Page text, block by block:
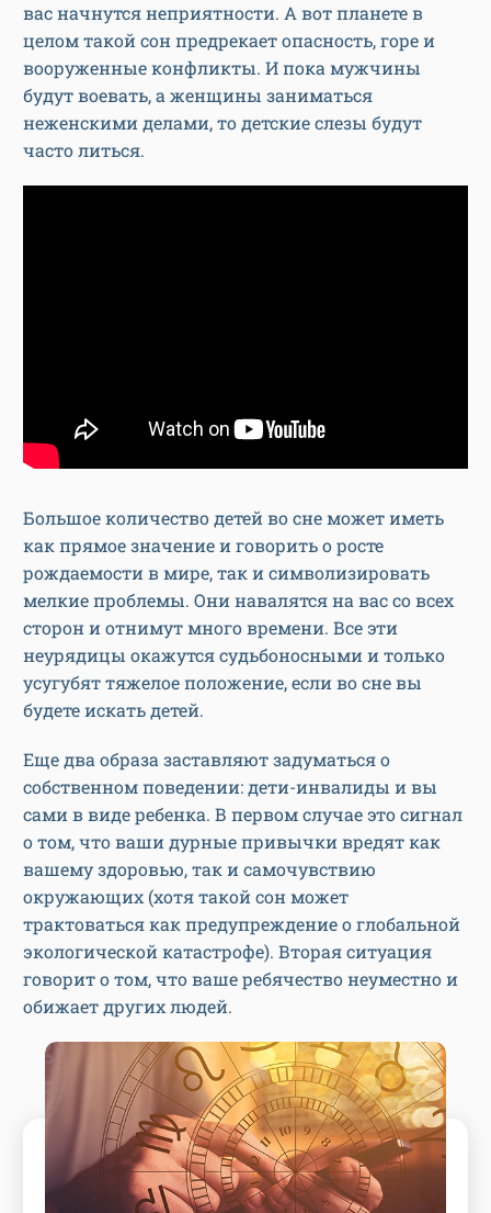
вас начнутся неприятности. А вот планете в
целом такой сон предрекает опасность, горе и
вооруженные конфликты. И пока мужчины
будут воевать, а женщины заниматься
неженскими делами, то детские слезы будут
часто литься.
Большое количество детей во сне может иметь
как прямое значение и говорить о росте
рождаемости в мире, так и символизировать
мелкие проблемы. Они навалятся на вас со всех
сторон и отнимут много времени. Все эти
неурядицы окажутся судьбоносными и только
усугубят тяжелое положение, если во сне вы
будете искать детей.
Еще два образа заставляют задуматься о
собственном поведении: дети-инвалиды и вы
сами в виде ребенка. В первом случае это сигнал
о том, что ваши дурные привычки вредят как
вашему здоровью, так и самочувствию
окружающих (хотя такой сон может
трактоваться как предупреждение о глобальной
экологической катастрофе). Вторая ситуация
говорит о том, что ваше ребячество неуместно и
обижает других людей.